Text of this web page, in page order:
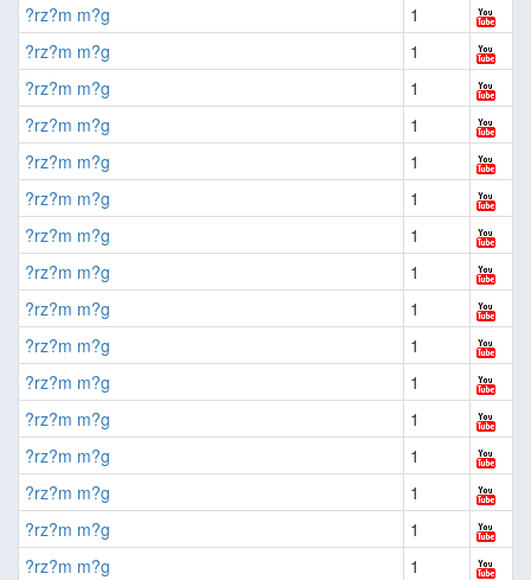
?rz?m m?g
1
?rz?m m?g
1
?rz?m m?g
1
?rz?m m?g
1
?rz?m m?g
1
?rz?m m?g
1
?rz?m m?g
1
?rz?m m?g
1
?rz?m m?g
1
?rz?m m?g
1
?rz?m m?g
1
?rz?m m?g
1
?rz?m m?g
1
?rz?m m?g
1
?rz?m m?g
1
?rz?m m?g
1